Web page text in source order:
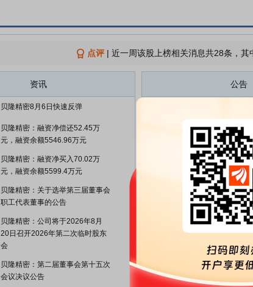
点评| 近一周该股上榜相关消息共28条，其
资讯
贝隆精密8月6日快速反弹
贝隆精密：融资净偿还52.45万
元，融资余额5546.96万元
贝隆精密：融资净买入70.02万
元，融资余额5599.4万元
贝隆精密：关于选举第三届董事会
职工代表董事的公告
贝隆精密：公司将于2026年8月
20日召开2026年第二次临时股东
会
贝隆精密：第二届董事会第十五次
会议决议公告
公告
担保的进展公告
贝隆精密:独立
承诺(应可慧)
贝隆精密:关于
暨董事会提前换
贝隆精密:独立
承诺(戴梦华)
贝隆精密:第二
会议决议公告
贝隆精密:独立